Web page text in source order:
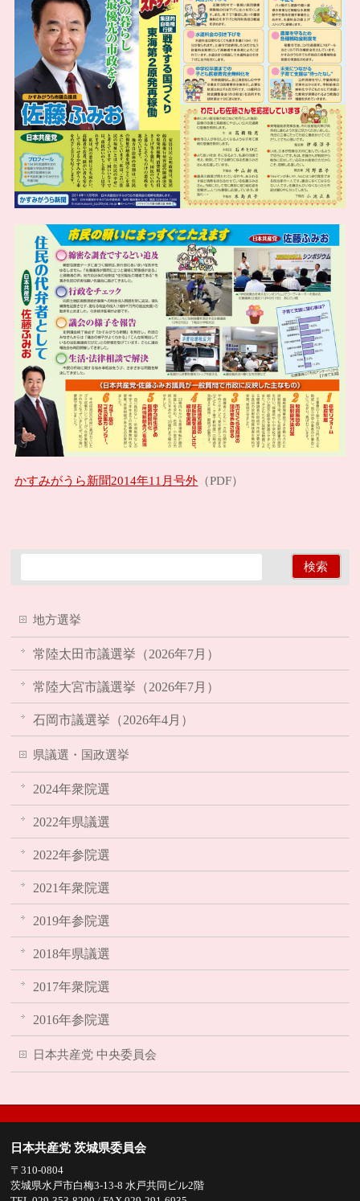
かすみがうら新聞2014年11月号外 （PDF）
地方選挙
常陸太田市議選挙（2026年7月）
常陸大宮市議選挙（2026年7月）
石岡市議選挙（2026年4月）
県議選・国政選挙
2024年衆院選
2022年県議選
2022年参院選
2021年衆院選
2019年参院選
2018年県議選
2017年衆院選
2016年参院選
日本共産党 中央委員会
日本共産党 茨城県委員会
〒310-0804
茨城県水戸市白梅3-13-8 水戸共同ビル2階